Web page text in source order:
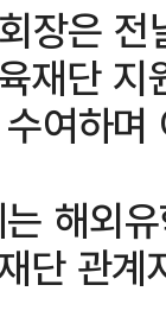
장은
재단
여하
해외
단 관계